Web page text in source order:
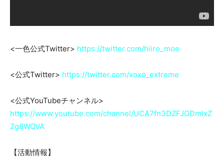
<一色公式Twitter> https://twitter.com/hiiro_moe
<公式Twitter> https://twitter.com/xoxo_extreme
<公式YouTubeチャンネル>
https://www.youtube.com/channel/UCA7fn3DZFJGDmlxZ
Zg8WQVA
【活動情報】